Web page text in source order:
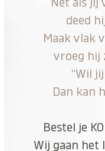
Net als jij
deed
Maak vlak
vroeg hij
“Wil
Dan kan
Bestel je
Wij gaan het